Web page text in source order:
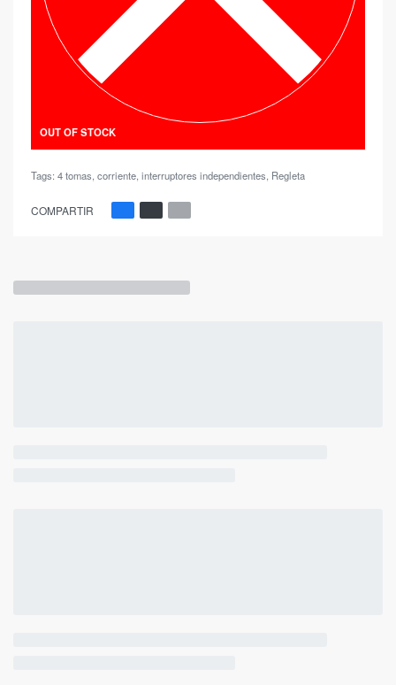
OUT OF STOCK
Tags: 4 tomas, corriente, interruptores independientes, Regleta
COMPARTIR